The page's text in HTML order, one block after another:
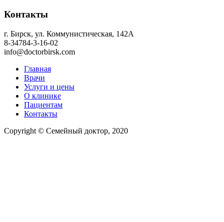
Контакты
г. Бирск, ул. Коммунистическая, 142А
8-34784-3-16-02
info@doctorbirsk.com
Главная
Врачи
Услуги и цены
О клинике
Пациентам
Контакты
Copyright © Семейный доктор, 2020